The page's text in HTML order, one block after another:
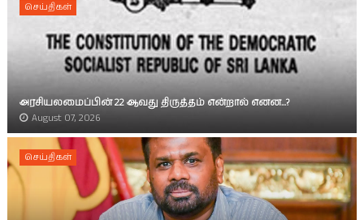
செய்திகள்
அரசியலமைப்பின் 22 ஆவது திருத்தம் என்றால் எனன...?
August 07, 2026
செய்திகள்